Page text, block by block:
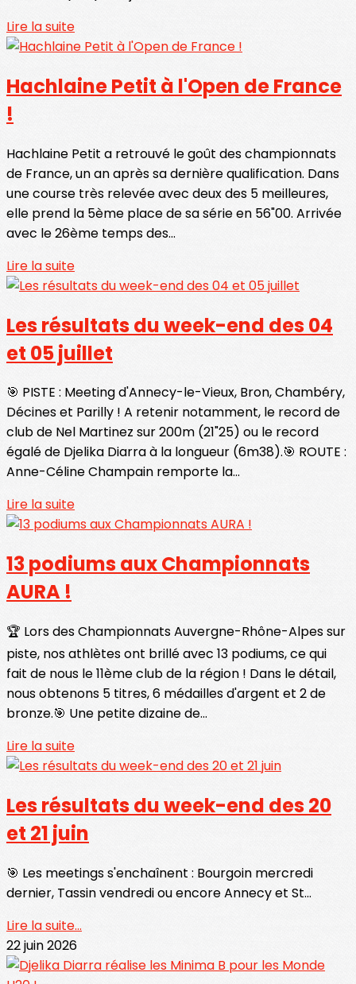
Lire la suite
Hachlaine Petit à l'Open de France
!
Hachlaine Petit a retrouvé le goût des championnats
de France, un an après sa dernière qualification. Dans
une course très relevée avec deux des 5 meilleures,
elle prend la 5ème place de sa série en 56"00. Arrivée
avec le 26ème temps des...
Lire la suite
Les résultats du week-end des 04
et 05 juillet
🎯 PISTE : Meeting d'Annecy-le-Vieux, Bron, Chambéry,
Décines et Parilly ! A retenir notamment, le record de
club de Nel Martinez sur 200m (21"25) ou le record
égalé de Djelika Diarra à la longueur (6m38).🎯 ROUTE :
Anne-Céline Champain remporte la...
Lire la suite
13 podiums aux Championnats
AURA !
🏆 Lors des Championnats Auvergne-Rhône-Alpes sur
piste, nos athlètes ont brillé avec 13 podiums, ce qui
fait de nous le 11ème club de la région ! Dans le détail,
nous obtenons 5 titres, 6 médailles d'argent et 2 de
bronze.🎯 Une petite dizaine de...
Lire la suite
Les résultats du week-end des 20
et 21 juin
🎯 Les meetings s'enchaînent : Bourgoin mercredi
dernier, Tassin vendredi ou encore Annecy et St...
Lire la suite...
22 juin 2026